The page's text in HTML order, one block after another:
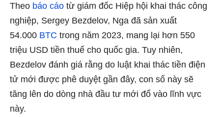
Theo báo cáo từ giám đốc Hiệp hội khai thác công
nghiệp, Sergey Bezdelov, Nga đã sản xuất
54.000 BTC trong năm 2023, mang lại hơn 550
triệu USD tiền thuế cho quốc gia. Tuy nhiên,
Bezdelov đánh giá rằng do luật khai thác tiền điện
tử mới được phê duyệt gần đây, con số này sẽ
tăng lên do dòng nhà đầu tư mới đổ vào lĩnh vực
này.